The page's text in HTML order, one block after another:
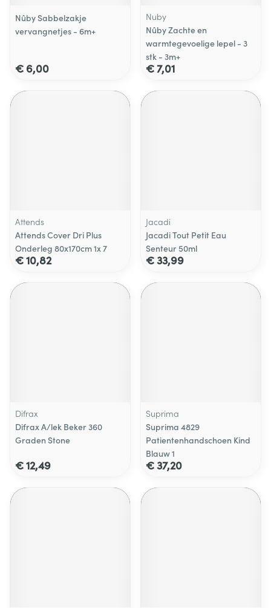
Nûby Sabbelzakje
vervangnetjes - 6m+
€ 6,00
Nuby
Nûby Zachte en
warmtegevoelige lepel - 3
stk - 3m+
€ 7,01
Attends
Attends Cover Dri Plus
Onderleg 80x170cm 1x 7
€ 10,82
Jacadi
Jacadi Tout Petit Eau
Senteur 50ml
€ 33,99
Difrax
Difrax A/lek Beker 360
Graden Stone
€ 12,49
Suprima
Suprima 4829
Patientenhandschoen Kind
Blauw 1
€ 37,20